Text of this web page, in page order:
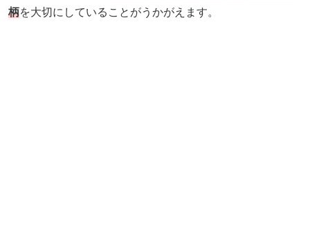
柄を大切にしていることがうかがえます。